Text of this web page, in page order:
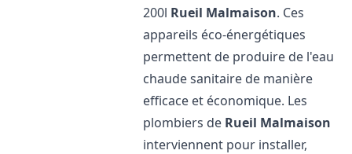
200l Rueil Malmaison. Ces
appareils éco-énergétiques
permettent de produire de l'eau
chaude sanitaire de manière
efficace et économique. Les
plombiers de Rueil Malmaison
interviennent pour installer,